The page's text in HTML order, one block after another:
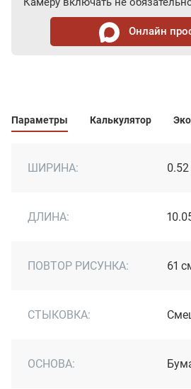
Онлайн
Параметры Калькулятор
ШИРИНА:
ДЛИНА:
ПОВТОР РИСУНКА: 61
СТЫКОВКА:
ОСНОВА: